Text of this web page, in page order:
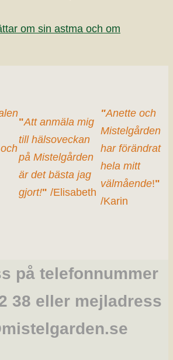
om sin astma och om
"Att anmäla mig
till hälsoveckan
på Mistelgården
är det bästa jag
gjort!" /Elisabeth
"Anette och
Mistelgården
har förändrat
hela mitt
välmående!"
/Karin
på telefonnummer
38 eller mejladress